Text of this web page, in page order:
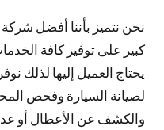
نحن نتميز بأننا أفضل
كبير على توفير كافة
يحتاج العميل إليها لذلك
لصيانة السيارة وفحص
والكشف عن الأعطال أو